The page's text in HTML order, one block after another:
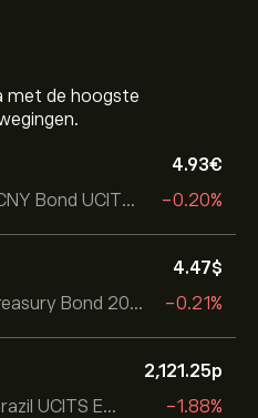
met de hoogste
iShares China CNY Bond UCITS ETF
4.93‎€‎
-0.20%
iShares USD Treasury Bond 20+yr UCITS ETF
4.47‎$‎
-0.21%
iShares MSCI Brazil UCITS ETF (Dist)
2,121.25‎p‎
-1.88%